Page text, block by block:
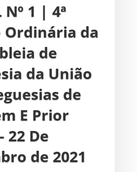
Nº 1 | 4ª
Ordinária da
de
da União
de
E Prior
22 De
de 2021